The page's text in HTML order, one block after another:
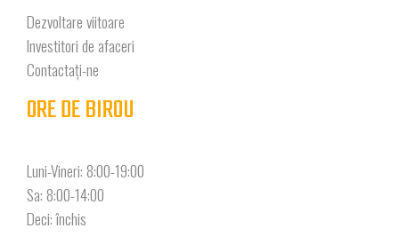
Dezvoltare viitoare
Investitori de afaceri
Contactaţi-ne
ORE DE BIROU
Luni-Vineri: 8:00-19:00
Sa: 8:00-14:00
Deci: închis